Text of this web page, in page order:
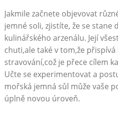
Jakmile začnete objevovat
jemné soli, zjistíte, že se stane
kulinářského arzenálu. Její
chuti,ale také v tom,že přispívá
stravování,což je přece cílem
Učte se experimentovat a
mořská jemná sůl může vaše
úplně novou úroveň.